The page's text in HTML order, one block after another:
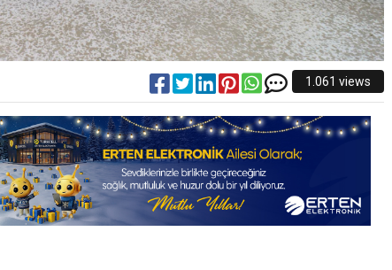
1.061 views